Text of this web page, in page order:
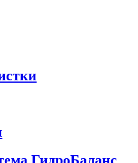
ГидроБаланс